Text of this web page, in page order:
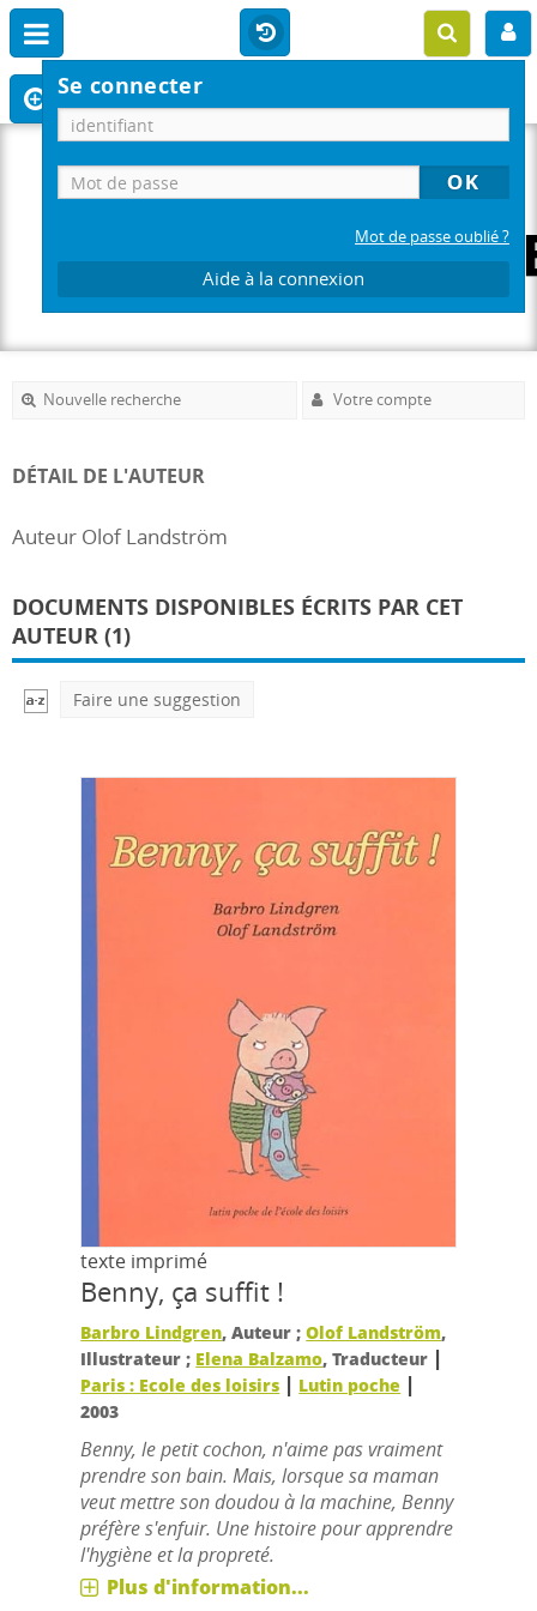
Se connecter
Mot de passe oublié ?
Aide à la connexion
Nouvelle recherche Votre compte
DÉTAIL DE L'AUTEUR
Auteur Olof Landström
DOCUMENTS DISPONIBLES ÉCRITS PAR CET
AUTEUR (1)
Faire une suggestion
texte imprimé
Benny, ça suffit !
Barbro Lindgren, Auteur ;Olof Landström,
Illustrateur ; Elena Balzamo, Traducteur |
Paris : Ecole des loisirs | Lutin poche |
2003
Benny, le petit cochon, n'aime pas vraiment
prendre son bain. Mais, lorsque sa maman
veut mettre son doudou à la machine, Benny
préfère s'enfuir. Une histoire pour apprendre
l'hygiène et la propreté.
Plus d'information...